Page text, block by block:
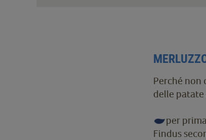
Perché non
delle
per
Findus